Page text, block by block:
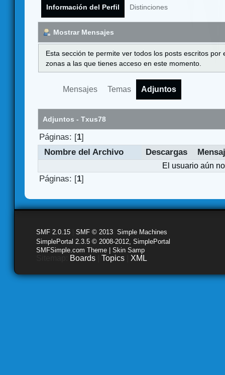
Información del Perfil Distinciones
Mostrar Mensajes
Esta sección te permite ver todos los posts escritos
zonas a las que tienes acceso en este momento.
Mensajes Temas Adjuntos
Adjuntos - Txus78
Páginas: [1]
Nombre del Archivo
Descargas
El usuario aún
Páginas: [1]
SMF 2.0.15 SMF © 2013 Simple Machines
SimplePortal 2.3.5 © 2008-2012, SimplePortal
SMFSimple.com Theme | Skin Samp
Boards Topics XML